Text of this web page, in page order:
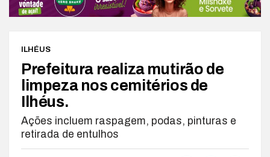
ILHÉUS
Prefeitura realiza mutirão de
limpeza nos cemitérios de
Ilhéus.
Ações incluem raspagem, podas, pinturas e
retirada de entulhos